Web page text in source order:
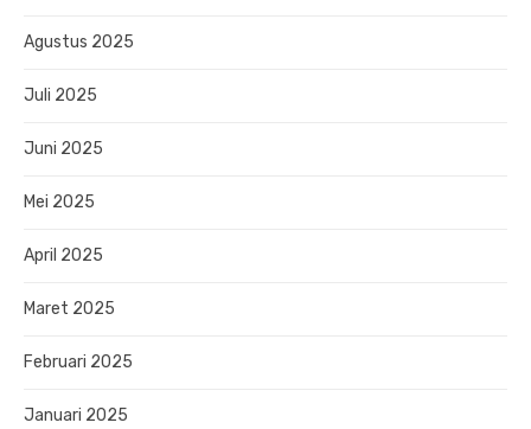
Agustus 2025
Juli 2025
Juni 2025
Mei 2025
April 2025
Maret 2025
Februari 2025
Januari 2025